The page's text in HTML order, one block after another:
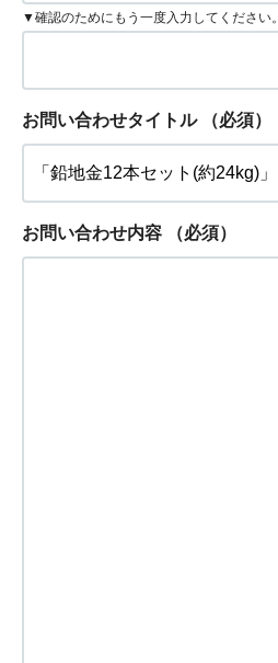
▼確認のためにもう一度入力してください。
お問い合わせタイトル （必須）
お問い合わせ内容 （必須）